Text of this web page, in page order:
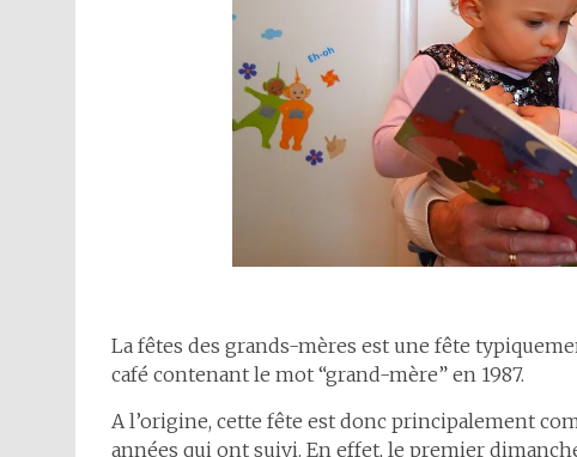
La fêtes des grands-mères est une fête
café contenant le mot “grand-mère” en 1987.
A l’origine, cette fête est donc principalement
années qui ont suivi. En effet, le premier